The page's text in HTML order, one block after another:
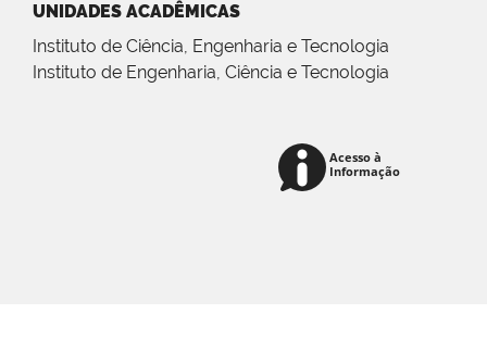
UNIDADES ACADÊMICAS
Instituto de Ciência, Engenharia e Tecnologia
Instituto de Engenharia, Ciência e Tecnologia